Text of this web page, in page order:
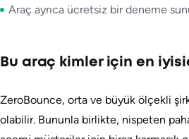
Araç ayrıca ücretsiz bir deneme
Bu araç kimler için en
ZeroBounce, orta ve büyük ölçekli
olabilir. Bununla birlikte, nispeten